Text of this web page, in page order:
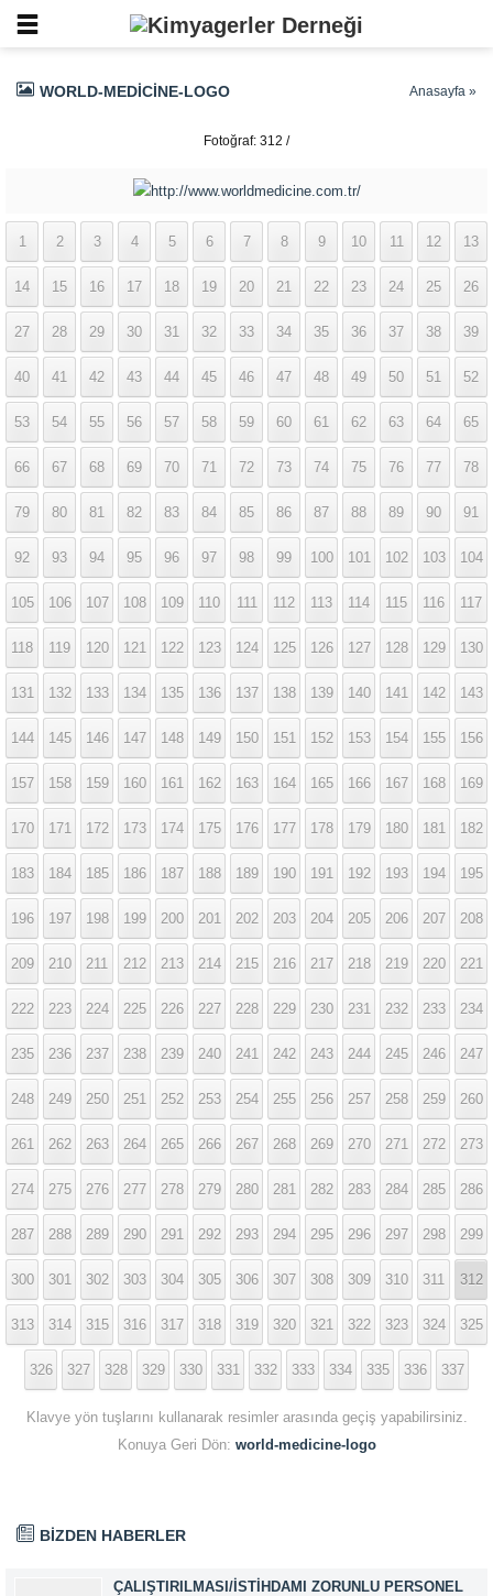
WORLD-MEDICINE-LOGO Anasayfa »
Fotoğraf: 312 /
1 2 3 4 5 6 7 8 9 10 11 12 13
14 15 16 17 18 19 20 21 22 23 24 25 26
27 28 29 30 31 32 33 34 35 36 37 38 39
40 41 42 43 44 45 46 47 48 49 50 51 52
53 54 55 56 57 58 59 60 61 62 63 64 65
66 67 68 69 70 71 72 73 74 75 76 77 78
79 80 81 82 83 84 85 86 87 88 89 90 91
92 93 94 95 96 97 98 99 100 101 102 103 104
105 106 107 108 109 110 111 112 113 114 115 116 117
118 119 120 121 122 123 124 125 126 127 128 129 130
131 132 133 134 135 136 137 138 139 140 141 142 143
144 145 146 147 148 149 150 151 152 153 154 155 156
157 158 159 160 161 162 163 164 165 166 167 168 169
170 171 172 173 174 175 176 177 178 179 180 181 182
183 184 185 186 187 188 189 190 191 192 193 194 195
196 197 198 199 200 201 202 203 204 205 206 207 208
209 210 211 212 213 214 215 216 217 218 219 220 221
222 223 224 225 226 227 228 229 230 231 232 233 234
235 236 237 238 239 240 241 242 243 244 245 246 247
248 249 250 251 252 253 254 255 256 257 258 259 260
261 262 263 264 265 266 267 268 269 270 271 272 273
274 275 276 277 278 279 280 281 282 283 284 285 286
287 288 289 290 291 292 293 294 295 296 297 298 299
300 301 302 303 304 305 306 307 308 309 310 311 312
313 314 315 316 317 318 319 320 321 322 323 324 325
326 327 328 329 330 331 332 333 334 335 336 337
Klavye yön tuşlarını kullanarak resimler arasında geçiş yapabilirsiniz.
Konuya Geri Dön: world-medicine-logo
BİZDEN HABERLER
ÇALIŞTIRILMASI/İSTIHDAMI ZORUNLU PERSONEL